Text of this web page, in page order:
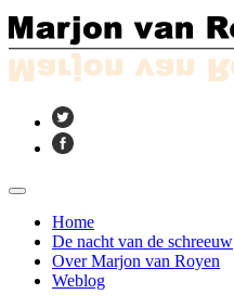
Home
De nacht van de schreeuw
Over Marjon van Royen
Weblog